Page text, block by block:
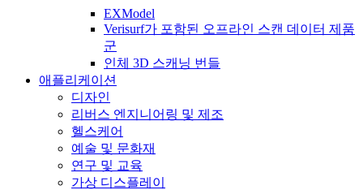
EXModel
Verisurf가 포함된 오프라인 스캔 데이터 제품
군
인체 3D 스캐닝 번들
애플리케이션
디자인
리버스 엔지니어링 및 제조
헬스케어
예술 및 문화재
연구 및 교육
가상 디스플레이